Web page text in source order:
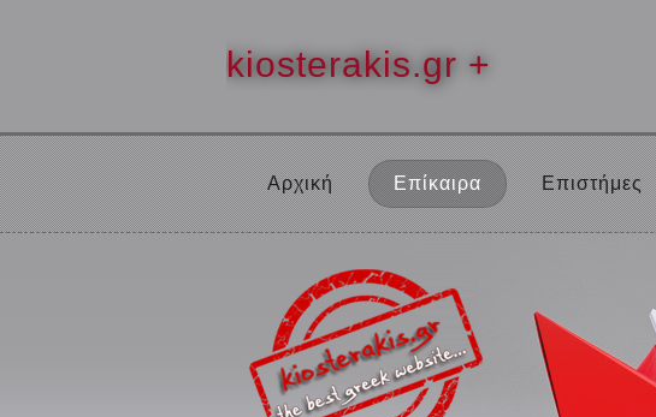
kiosterakis.gr +
Αρχική Επίκαιρα Επιστήμες